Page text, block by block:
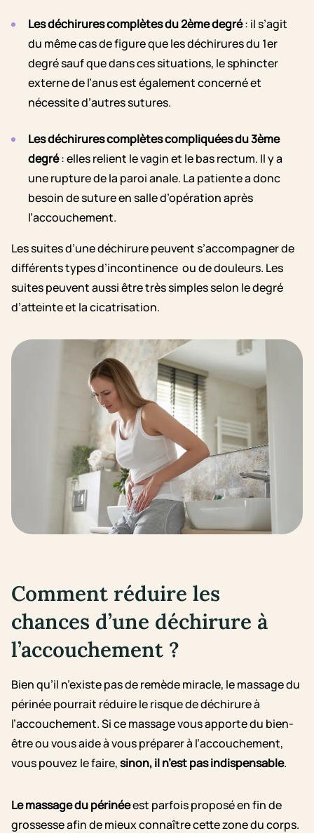
Les déchirures complètes du 2ème degré: il s’agit
du même cas de figure que les déchirures du 1er
degré sauf que dans ces situations, le sphincter
externe de l’anus est également concerné et
nécessite d’autres sutures.
Les déchirures complètes compliquées du 3ème
degré: elles relient le vagin et le bas rectum. Il y a
une rupture de la paroi anale. La patiente a donc
besoin de suture en salle d’opération après
l’accouchement.
Les suites d’une déchirure peuvent s’accompagner de
différents types d’incontinence ou de douleurs. Les
suites peuvent aussi être très simples selon le degré
d’atteinte et la cicatrisation.
Comment réduire les
chances d’une déchirure à
l’accouchement ?
Bien qu’il n’existe pas de remède miracle, le massage du
périnée pourrait réduire le risque de déchirure à
l’accouchement. Si ce massage vous apporte du bien-
être ou vous aide à vous préparer à l’accouchement,
vous pouvez le faire,sinon, il n’est pas indispensable.
Le massage du périnéeest parfois proposé en fin de
grossesse afin de mieux connaître cette zone du corps.